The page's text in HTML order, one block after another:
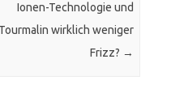
Ionen-Technologie und
Tourmalin wirklich weniger
Frizz? →